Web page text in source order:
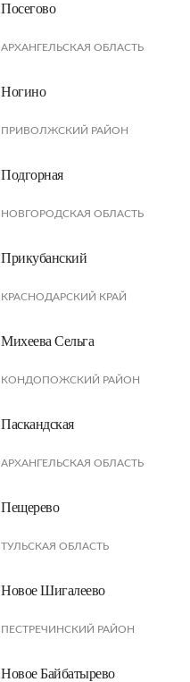
Посегово
АРХАНГЕЛЬСКАЯ ОБЛАСТЬ
Ногино
ПРИВОЛЖСКИЙ РАЙОН
Подгорная
НОВГОРОДСКАЯ ОБЛАСТЬ
Прикубанский
КРАСНОДАРСКИЙ КРАЙ
Михеева Сельга
КОНДОПОЖСКИЙ РАЙОН
Паскандская
АРХАНГЕЛЬСКАЯ ОБЛАСТЬ
Пещерево
ТУЛЬСКАЯ ОБЛАСТЬ
Новое Шигалеево
ПЕСТРЕЧИНСКИЙ РАЙОН
Новое Байбатырево